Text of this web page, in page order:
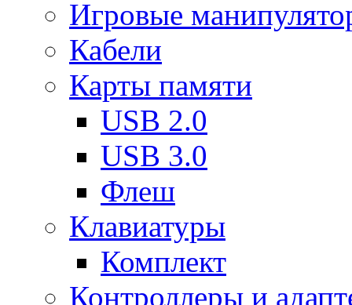
Игровые
Кабели
Карты памяти
USB 2.0
USB 3.0
Флеш
Клавиатуры
Комплект
Контроллеры и